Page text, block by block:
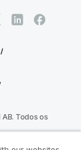
Todos os